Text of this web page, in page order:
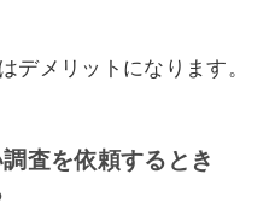
デメリットになります。
査を依頼するとき